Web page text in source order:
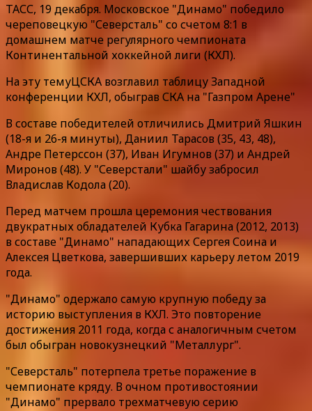
ТАСС, 19 декабря. Московское "Динамо" победило
череповецкую "Северсталь" со счетом 8:1 в
домашнем матче регулярного чемпионата
Континентальной хоккейной лиги (КХЛ).
На эту темуЦСКА возглавил таблицу Западной
конференции КХЛ, обыграв СКА на "Газпром Арене"
В составе победителей отличились Дмитрий Яшкин
(18-я и 26-я минуты), Даниил Тарасов (35, 43, 48),
Андре Петерссон (37), Иван Игумнов (37) и Андрей
Миронов (48). У "Северстали" шайбу забросил
Владислав Кодола (20).
Перед матчем прошла церемония чествования
двукратных обладателей Кубка Гагарина (2012, 2013)
в составе "Динамо" нападающих Сергея Соина и
Алексея Цветкова, завершивших карьеру летом 2019
года.
"Динамо" одержало самую крупную победу за
историю выступления в КХЛ. Это повторение
достижения 2011 года, когда с аналогичным счетом
был обыгран новокузнецкий "Металлург".
"Северсталь" потерпела третье поражение в
чемпионате кряду. В очном противостоянии
"Динамо" прервало трехматчевую серию